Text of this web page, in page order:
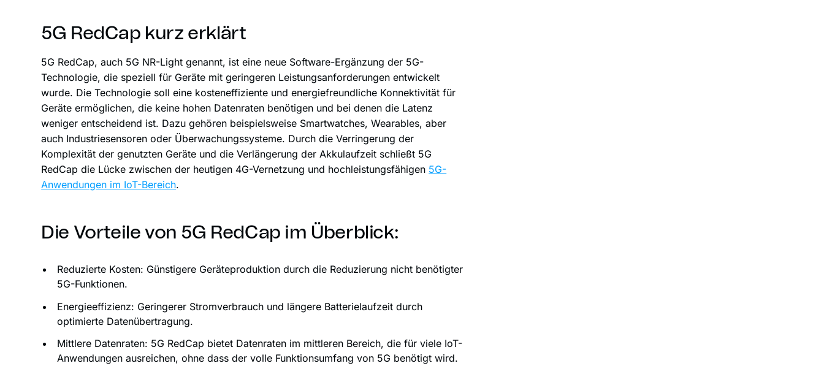
5G RedCap kurz erklärt
5G RedCap, auch 5G NR-Light genannt, ist eine neue Software-Ergänzung der 5G-
Technologie, die speziell für Geräte mit geringeren Leistungsanforderungen entwickelt
wurde. Die Technologie soll eine kosteneffiziente und energiefreundliche Konnektivität für
Geräte ermöglichen, die keine hohen Datenraten benötigen und bei denen die Latenz
weniger entscheidend ist. Dazu gehören beispielsweise Smartwatches, Wearables, aber
auch Industriesensoren oder Überwachungssysteme. Durch die Verringerung der
Komplexität der genutzten Geräte und die Verlängerung der Akkulaufzeit schließt 5G
RedCap die Lücke zwischen der heutigen 4G-Vernetzung und hochleistungsfähigen 5G-
Anwendungen im IoT-Bereich.
Die Vorteile von 5G RedCap im Überblick:
Reduzierte Kosten: Günstigere Geräteproduktion durch die Reduzierung nicht benötigter
5G-Funktionen.
Energieeffizienz: Geringerer Stromverbrauch und längere Batterielaufzeit durch
optimierte Datenübertragung.
Mittlere Datenraten: 5G RedCap bietet Datenraten im mittleren Bereich, die für viele IoT-
Anwendungen ausreichen, ohne dass der volle Funktionsumfang von 5G benötigt wird.